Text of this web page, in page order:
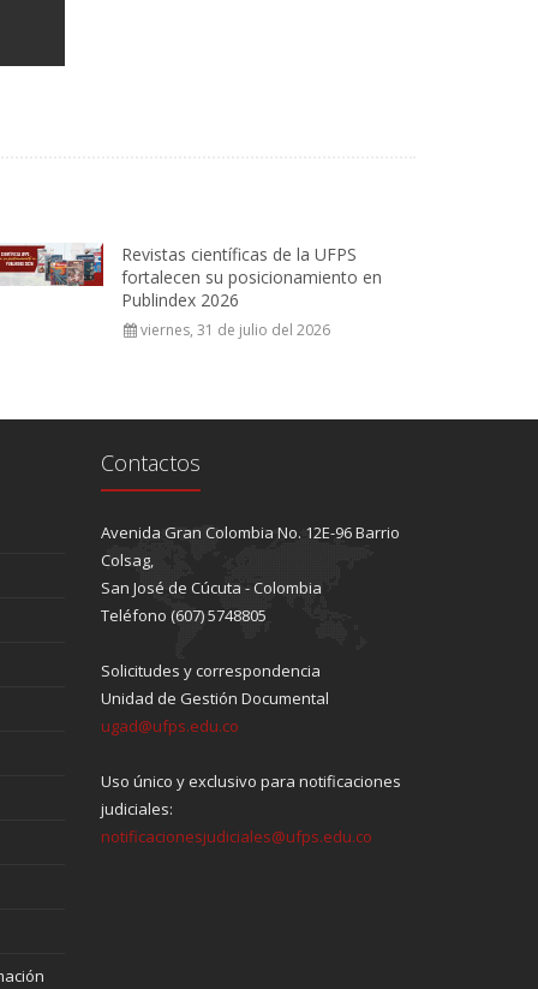
Revistas científicas de la UFPS
fortalecen su posicionamiento en
Publindex 2026
viernes, 31 de julio del 2026
Contactos
Avenida Gran Colombia No. 12E-96 Barrio
Colsag,
San José de Cúcuta - Colombia
Teléfono (607) 5748805
Solicitudes y correspondencia
Unidad de Gestión Documental
ugad@ufps.edu.co
Uso único y exclusivo para notificaciones
judiciales:
notificacionesjudiciales@ufps.edu.co